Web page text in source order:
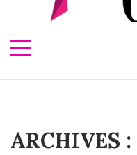
ARCHIVES :